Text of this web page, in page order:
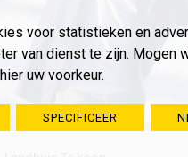
voor statistieken en
van dienst te zijn. Mogen
uw voorkeur.
SPECIFICEER